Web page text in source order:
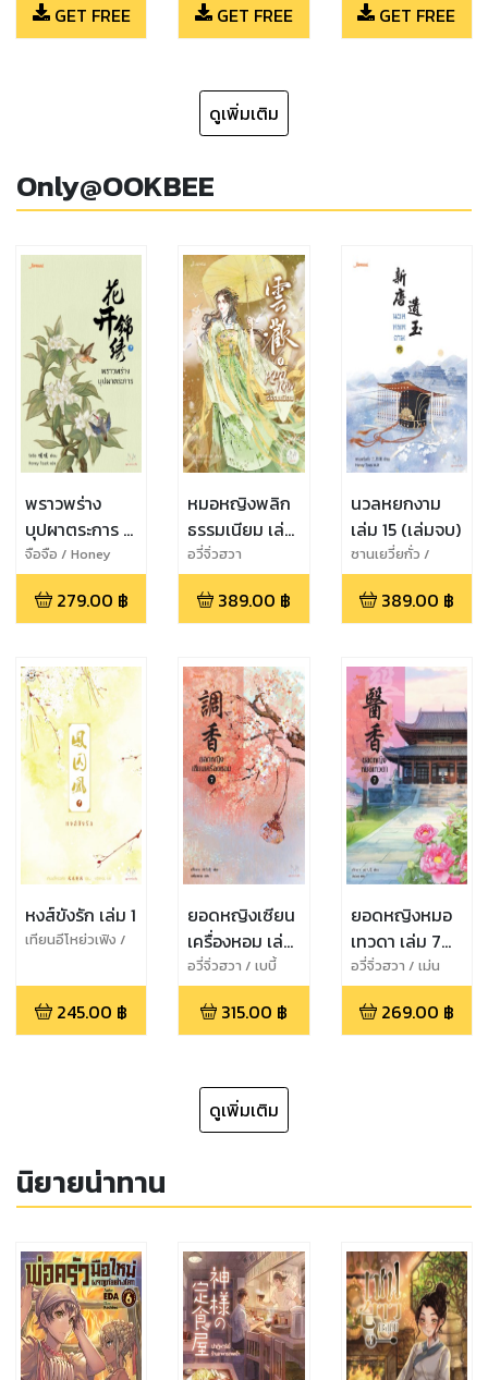
GET FREE GET FREE GET FREE
ดูเพิ่มเติม
Only@OOKBEE
พราวพร่าง
บุปผาตระการ 7
(เล่มจบ)
จือจือ / Honey
Toast
279.00 ฿
หมอหญิงพลิก
ธรรมเนียม เล่ม
4 (เล่มจบ)
อวี่จิ่วฮวา
389.00 ฿
นวลหยกงาม
เล่ม 15 (เล่มจบ)
ซานเยวี่ยกั่ว /
Honey Toast
389.00 ฿
หงส์ขังรัก เล่ม 1
เทียนอีโหย่วเฟิง /
245.00 ฿
ยอดหญิงเซียน
เครื่องหอม เล่ม
7 (เล่มจบ)
อวี่จิ่วฮวา / เบบี้
นาคราช
315.00 ฿
ยอดหญิงหมอ
เทวดา เล่ม 7
(จบ)
อวี่จิ่วฮวา / เม่น
น้อย
269.00 ฿
ดูเพิ่มเติม
นิยายน่าทาน